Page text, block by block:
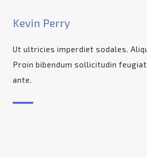
Kevin Perry
Ut ultricies imperdiet sodales.
Proin bibendum sollicitudin
ante.